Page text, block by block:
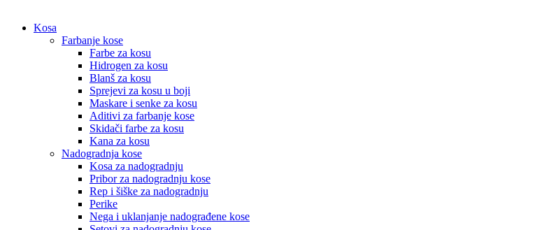
Kosa
Farbanje kose
Farbe za kosu
Hidrogen za kosu
Blanš za kosu
Sprejevi za kosu u boji
Maskare i senke za kosu
Aditivi za farbanje kose
Skidači farbe za kosu
Kana za kosu
Nadogradnja kose
Kosa za nadogradnju
Pribor za nadogradnju kose
Rep i šiške za nadogradnju
Perike
Nega i uklanjanje nadograđene kose